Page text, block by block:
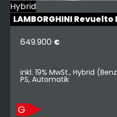
Hybrid
LAMBORGHINI
649.900 €
inkl. 19% MwSt., Hybrid
PS, Automatik
G